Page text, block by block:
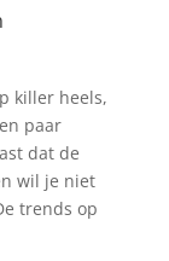
killer heels,
paar
dat de
wil je niet
trends op